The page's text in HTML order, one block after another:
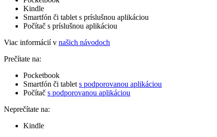
Kindle
Smartfón či tablet s príslušnou aplikáciou
Počítač s príslušnou aplikáciou
Viac informácií v našich návodoch
Prečítate na:
Pocketbook
Smartfón či tablet s podporovanou aplikáciou
Počítač s podporovanou aplikáciou
Neprečítate na:
Kindle